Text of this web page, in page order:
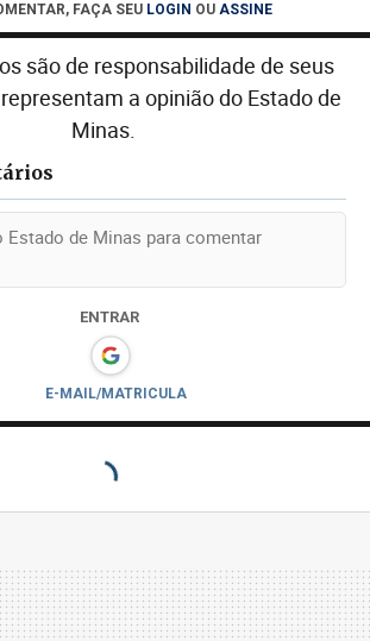
FAÇA SEU LOGIN OU ASSINE
são de responsabilidade de seus
a opinião do Estado de
Minas.
ENTRAR
E-MAIL/MATRICULA